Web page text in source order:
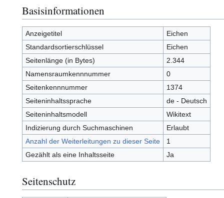
Basisinformationen
Anzeigetitel
Eichen
Standardsortierschlüssel
Eichen
Seitenlänge (in Bytes)
2.344
Namensraumkennnummer
0
Seitenkennnummer
1374
Seiteninhaltssprache
de - Deutsch
Seiteninhaltsmodell
Wikitext
Indizierung durch Suchmaschinen
Erlaubt
Anzahl der Weiterleitungen zu dieser Seite
1
Gezählt als eine Inhaltsseite
Ja
Seitenschutz